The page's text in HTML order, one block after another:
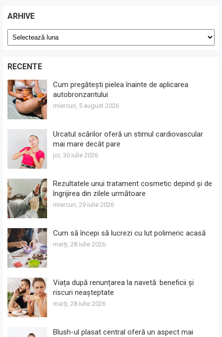
ARHIVE
Arhive
RECENTE
Cum pregătești pielea înainte de aplicarea
autobronzantului
miercuri, 5 august 2026
Urcatul scărilor oferă un stimul cardiovascular
mai mare decât pare
joi, 30 iulie 2026
Rezultatele unui tratament cosmetic depind și de
îngrijirea din zilele următoare
miercuri, 29 iulie 2026
Cum să începi să lucrezi cu lut polimeric acasă
marți, 28 iulie 2026
Viața după renunțarea la navetă: beneficii și
riscuri neașteptate
marți, 28 iulie 2026
Blush-ul plasat central oferă un aspect mai